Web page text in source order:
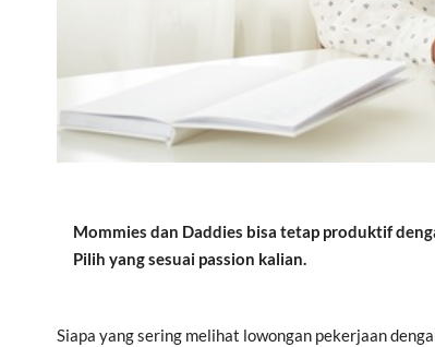
Mommies dan Daddies bisa tetap produktif
Pilih yang sesuai passion kalian.
Siapa yang sering melihat lowongan pekerjaan